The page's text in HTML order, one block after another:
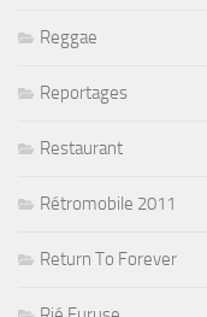
Reggae
Reportages
Restaurant
Rétromobile 2011
Return To Forever